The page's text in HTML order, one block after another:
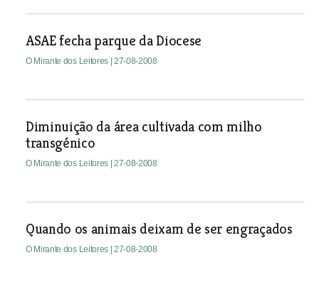
ASAE fecha parque da Diocese
O Mirante dos Leitores | 27-08-2008
Diminuição da área cultivada com milho
transgénico
O Mirante dos Leitores | 27-08-2008
Quando os animais deixam de ser engraçados
O Mirante dos Leitores | 27-08-2008